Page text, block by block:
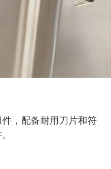
，配备耐用刀片和符